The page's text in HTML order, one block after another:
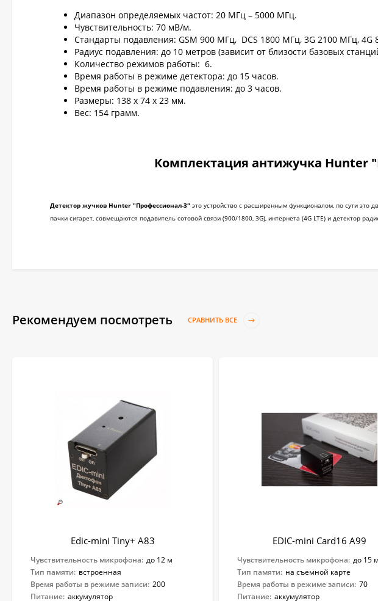
Диапазон определяемых частот: 20 МГц – 5000 МГц.
Чувствительность: 70 мВ/м.
Стандарты подавления: GSM 900 МГц, DCS 1800 МГц, 3G 2100 МГц,
Радиус подавления: до 10 метров (зависит от близости базовых
Количество режимов работы: 6.
Время работы в режиме детектора: до 15 часов.
Время работы в режиме подавления: до 3 часов.
Размеры: 138 х 74 х 23 мм.
Вес: 154 грамм.
Комплектация антижучка Hunter
Детектор жучков Hunter "Профессионал-3" это устройство с расширенным функционалом, по сути это
пачки сигарет, совмещаются подавитель сотовой связи (900/1800, 3G), интернета (4G LTE) и детектор
Рекомендуем посмотреть СРАВНИТЬ ВСЕ
Edic-mini Tiny+ A83
Чувствительность микрофона: до 12 м
Тип памяти: встроенная
Время работы в режиме записи: 200
Питание: аккумулятор
EDIC-mini Card16 A99
Чувствительность микрофона: до 15 м
Тип памяти: на съемной карте
Время работы в режиме записи: 70
Питание: аккумулятор